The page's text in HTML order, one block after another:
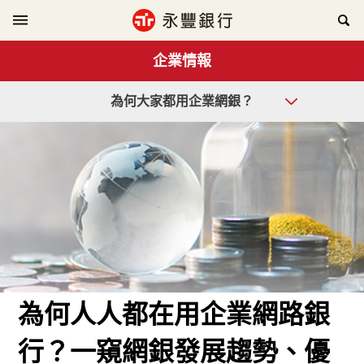
企業情報
為何大家都用企業網銀？
為何人人都在用企業網路銀
行？一窺網銀發展趨勢、優